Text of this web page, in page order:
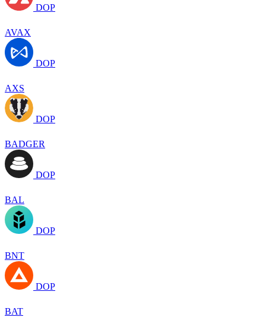
DOP
AVAX
DOP
AXS
DOP
BADGER
DOP
BAL
DOP
BNT
DOP
BAT